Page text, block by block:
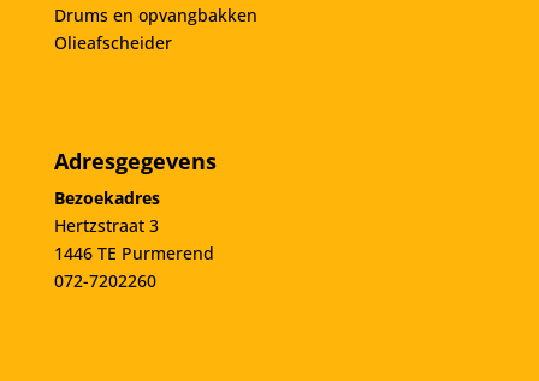
Drums en opvangbakken
Olieafscheider
Adresgegevens
Bezoekadres
Hertzstraat 3
1446 TE Purmerend
072-7202260